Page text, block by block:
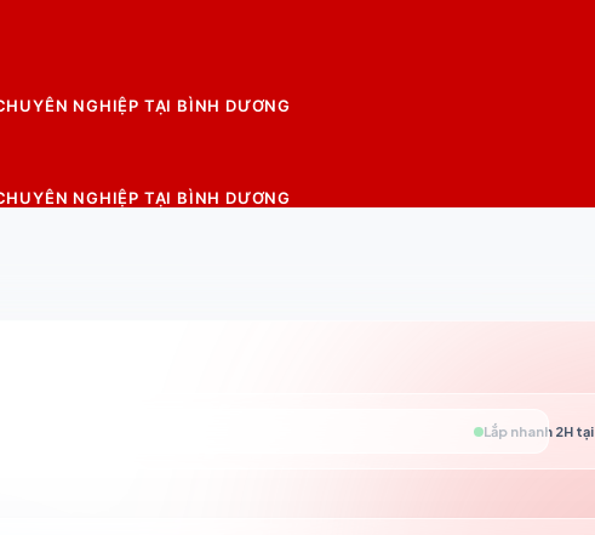
NGHIỆP TẠI BÌNH DƯƠNG
NGHIỆP TẠI BÌNH DƯƠNG
Lắp nhanh 2H tại